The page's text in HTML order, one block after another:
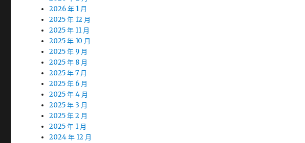
2026 年 1 月
2025 年 12 月
2025 年 11 月
2025 年 10 月
2025 年 9 月
2025 年 8 月
2025 年 7 月
2025 年 6 月
2025 年 4 月
2025 年 3 月
2025 年 2 月
2025 年 1 月
2024 年 12 月